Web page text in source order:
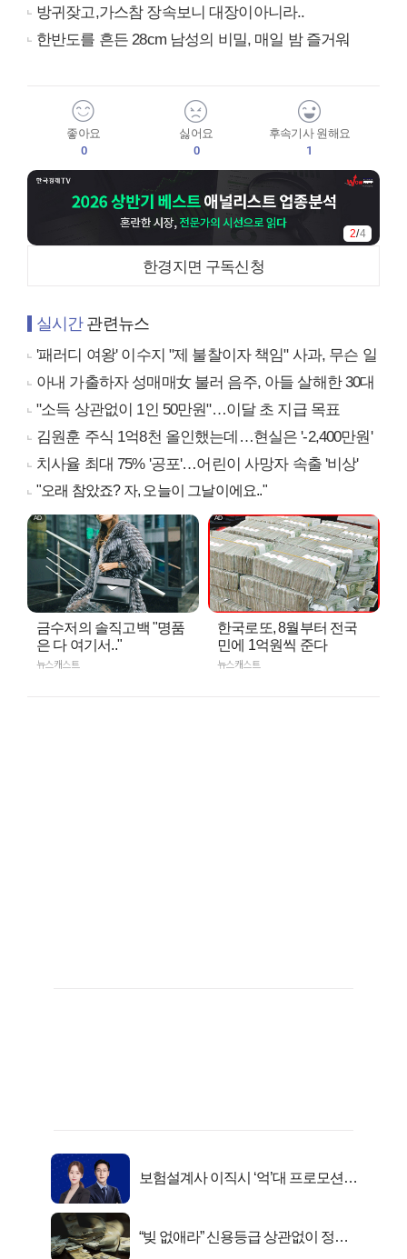
방귀잦고,가스참 장속보니 대장이아니라..
한반도를 흔든 28cm 남성의 비밀, 매일 밤 즐거워
좋아요
0
싫어요
0
후속기사 원해요
1
2/4
한경지면 구독신청
실시간관련뉴스
'패러디 여왕' 이수지 "제 불찰이자 책임" 사과, 무슨 일
아내 가출하자 성매매女 불러 음주, 아들 살해한 30대
"소득 상관없이 1인 50만원"…이달 초 지급 목표
김원훈 주식 1억8천 올인했는데…현실은 '-2,400만원'
치사율 최대 75% '공포'…어린이 사망자 속출 '비상'
"오래 참았죠? 자, 오늘이 그날이에요.."
금수저의 솔직고백 "명품
은 다 여기서.."
뉴스캐스트
한국로또, 8월부터 전국
민에 1억원씩 준다
뉴스캐스트
보험설계사 이직시 ‘억’대 프로모션!
“빚 없애라” 신용등급 상관없이 정부